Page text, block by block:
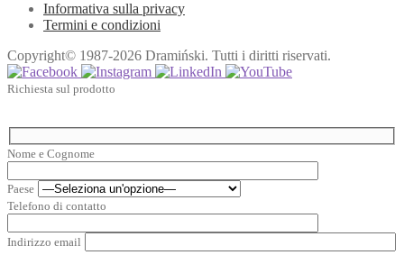
Informativa sulla privacy
Termini e condizioni
Copyright© 1987-2026 Dramiński. Tutti i diritti riservati.
Richiesta sul prodotto
Nome e Cognome
Paese
Telefono di contatto
Indirizzo email